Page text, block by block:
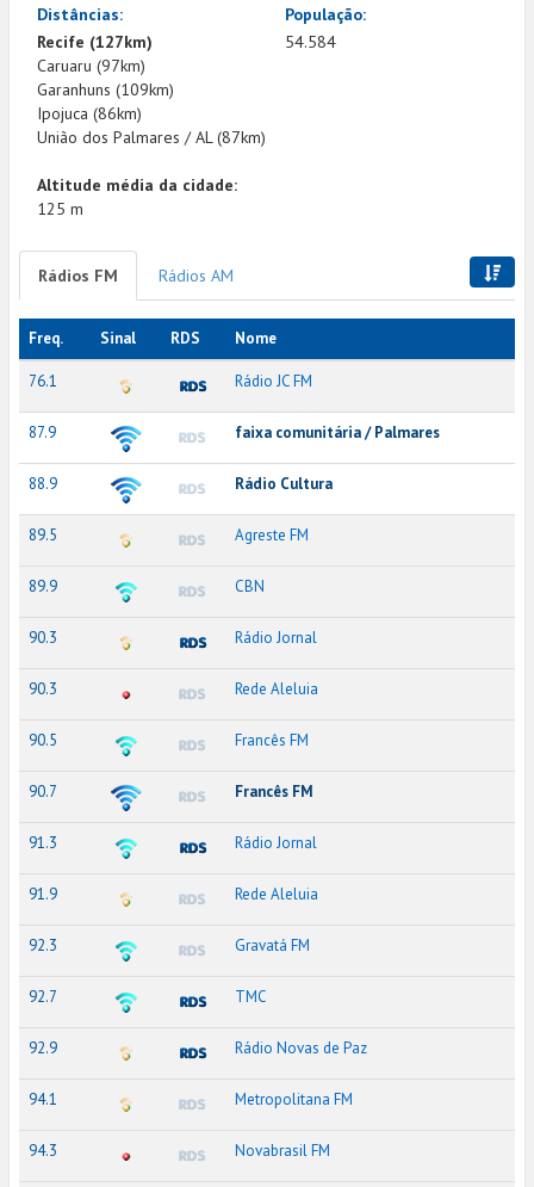
Distâncias:
Recife (127km)
Caruaru (97km)
Garanhuns (109km)
Ipojuca (86km)
União dos Palmares / AL (87km)
Altitude média da cidade:
125 m
População:
54.584
Rádios FM Rádios AM
Freq. Sinal RDS Nome
76.1 Rádio JC FM
87.9 faixa comunitária / Palmares
88.9 Rádio Cultura
89.5 Agreste FM
89.9 CBN
90.3 Rádio Jornal
90.3 Rede Aleluia
90.5 Francês FM
90.7 Francês FM
91.3 Rádio Jornal
91.9 Rede Aleluia
92.3 Gravatá FM
92.7 TMC
92.9 Rádio Novas de Paz
94.1 Metropolitana FM
94.3 Novabrasil FM